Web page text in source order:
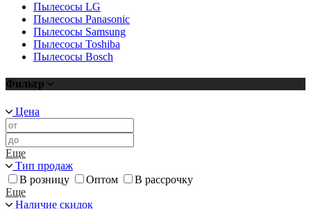
Пылесосы LG
Пылесосы Panasonic
Пылесосы Samsung
Пылесосы Toshiba
Пылесосы Bosch
Фильтр
Цена
Еще
Тип продаж
В розницу
Оптом
В рассрочку
Еще
Наличие скидок